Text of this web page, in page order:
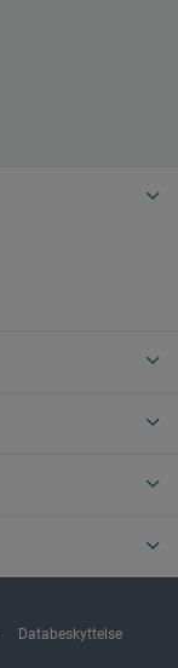
Databeskyttelse